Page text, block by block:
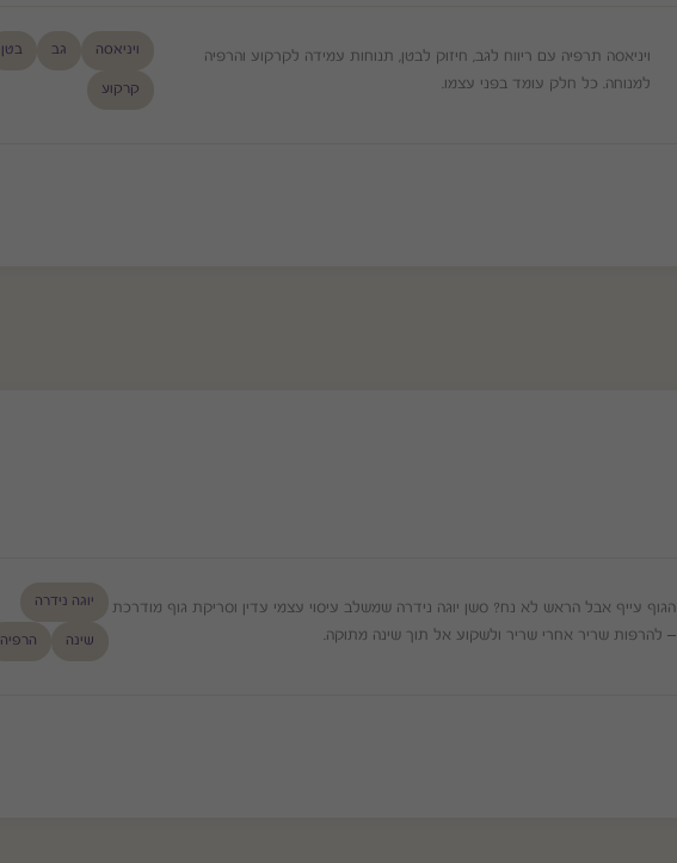
ויניאסה תרפיה עם ריווח לגב, חיזוק לבטן, תנוחות עמידה לקרקוע והרפיה
למנוחה. כל חלק עומד בפני עצמו.
ויניאסה גב בטן
קרקוע
הגוף עייף אבל הראש לא נח? סשן יוגה נידרה שמשלב עיסוי עצמי עדין וסריקת גוף מודרכת
– להרפות שריר אחרי שריר ולשקוע אל תוך שינה מתוקה.
יוגה נידרה
שינה הרפיה